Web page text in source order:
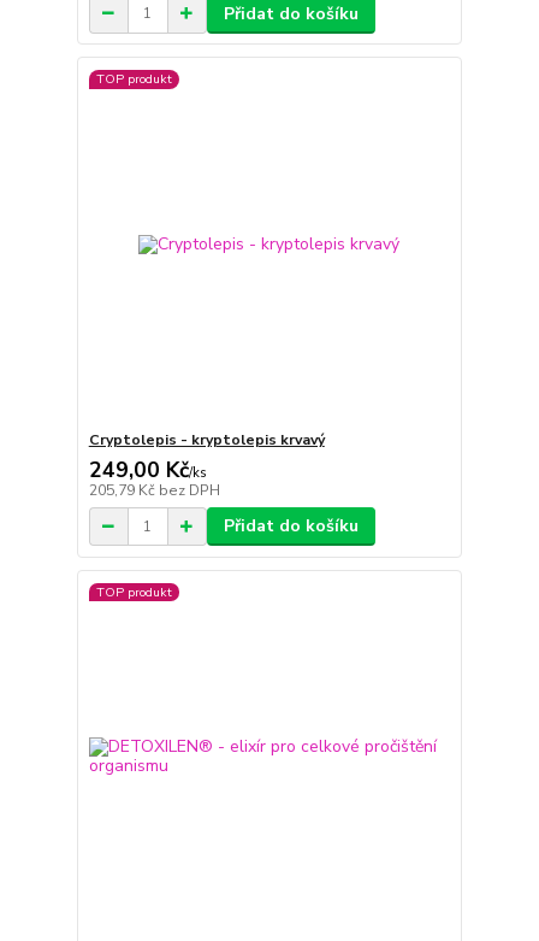
Přidat do košíku
TOP produkt
Cryptolepis - kryptolepis krvavý
249,00 Kč/ks
205,79 Kč bez DPH
Přidat do košíku
TOP produkt